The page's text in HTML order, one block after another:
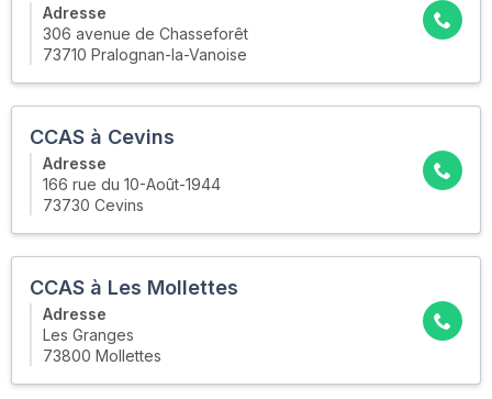
Adresse
306 avenue de Chasseforêt
73710 Pralognan-la-Vanoise
CCAS à Cevins
Adresse
166 rue du 10-Août-1944
73730 Cevins
CCAS à Les Mollettes
Adresse
Les Granges
73800 Mollettes